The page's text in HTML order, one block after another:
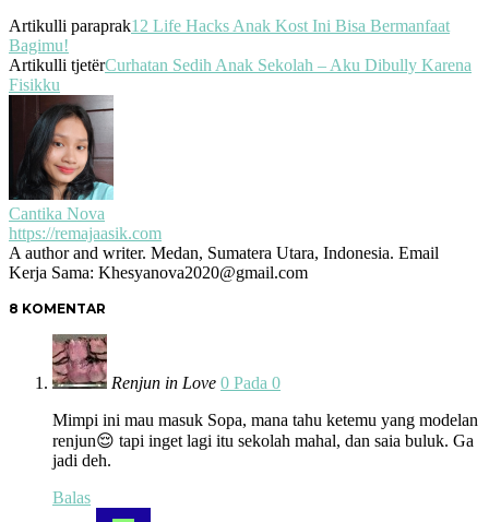
Artikulli paraprak12 Life Hacks Anak Kost Ini Bisa Bermanfaat
Bagimu!
Artikulli tjetërCurhatan Sedih Anak Sekolah – Aku Dibully Karena
Fisikku
Cantika Nova
https://remajaasik.com
A author and writer. Medan, Sumatera Utara, Indonesia. Email
Kerja Sama: Khesyanova2020@gmail.com
8 KOMENTAR
Renjun in Love 0 Pada 0
Mimpi ini mau masuk Sopa, mana tahu ketemu yang modelan
renjun😌 tapi inget lagi itu sekolah mahal, dan saia buluk. Ga
jadi deh.
Balas